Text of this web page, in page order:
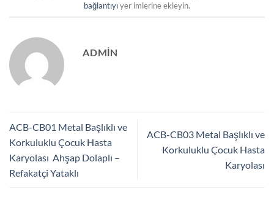
bağlantıyıyer imlerine ekleyin.
ADMIN
ACB-CB01 Metal Başlıklı ve
Korkuluklu Çocuk Hasta
Karyolası Ahşap Dolaplı –
Refakatçi Yataklı
ACB-CB03 Metal Başlıklı ve
Korkuluklu Çocuk Hasta
Karyolası